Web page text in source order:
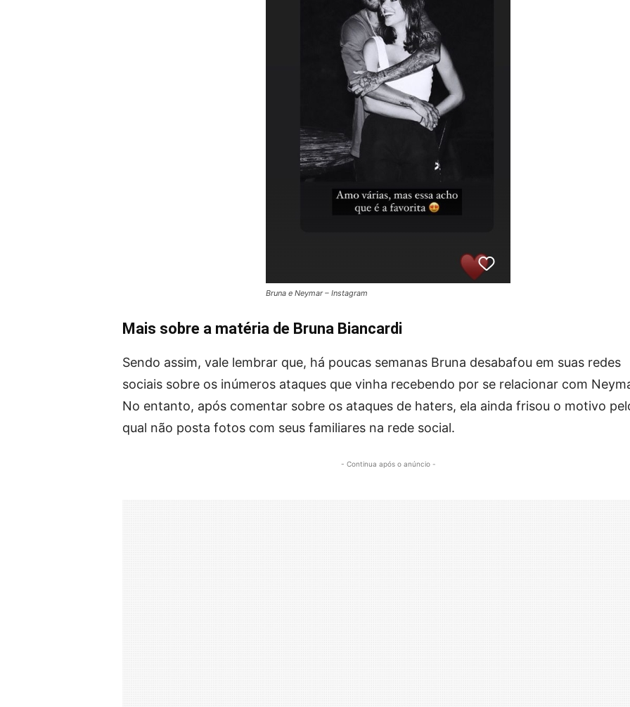
Bruna e Neymar – Instagram
Mais sobre a matéria de Bruna Biancardi
Sendo assim, vale lembrar que, há poucas semanas Bruna desabafou em suas redes
sociais sobre os inúmeros ataques que vinha recebendo por se relacionar com
No entanto, após comentar sobre os ataques de haters, ela ainda frisou o motivo
qual não posta fotos com seus familiares na rede social.
- Continua após o anúncio -